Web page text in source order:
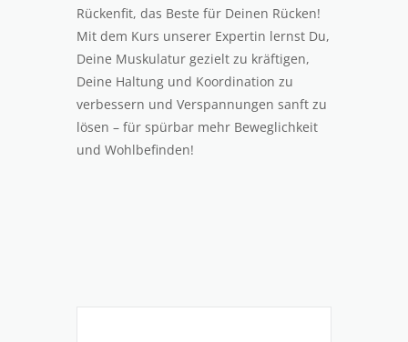
Rückenfit, das Beste für Deinen Rücken!
Mit dem Kurs unserer Expertin lernst Du,
Deine Muskulatur gezielt zu kräftigen,
Deine Haltung und Koordination zu
verbessern und Verspannungen sanft zu
lösen – für spürbar mehr Beweglichkeit
und Wohlbefinden!